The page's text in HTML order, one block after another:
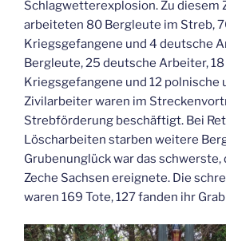
Schlagwetterexplosion. Zu diesem
arbeiteten 80 Bergleute im Streb,
Kriegsgefangene und 4 deutsche
Bergleute, 25 deutsche Arbeiter,
Kriegsgefangene und 12 polnische
Zivilarbeiter waren im
Strebförderung beschäftigt. Bei
Löscharbeiten starben weitere
Grubenunglück war das schwerste,
Zeche Sachsen ereignete. Die
waren 169 Tote, 127 fanden ihr